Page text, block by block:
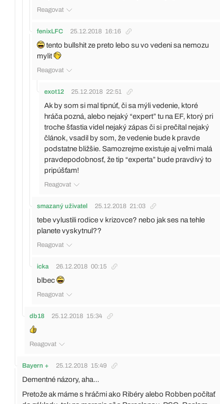
Reagovat
fenixLFC 25.12.2018 16:16
tento bullshit ze preto lebo su vo vedeni sa nemozu
mylit
Reagovat
exot12 25.12.2018 22:51
Ak by som si mal tipnúť, či sa mýli vedenie, ktoré
hráča pozná, alebo nejaký “expert” tu na EF, ktorý pri
troche šťastia videl nejaký zápas či si prečítal nejaký
článok, vsadil by som, že vedenie bude k pravde
podstatne bližšie. Samozrejme existuje aj veľmi malá
pravdepodobnosť, že tip “experta” bude pravdivý to
pripúšťam!
Reagovat
smazaný uživatel 25.12.2018 21:03
tebe vylustili rodice v krizovce? nebo jak ses na tehle
planete vyskytnul??
Reagovat
icka 26.12.2018 00:15
blbec
Reagovat
db18 25.12.2018 15:34
Reagovat
Bayern + 25.12.2018 15:49
Dementné názory, aha...
Pretože ak máme s hráčmi ako Ribéry alebo Robben počítať